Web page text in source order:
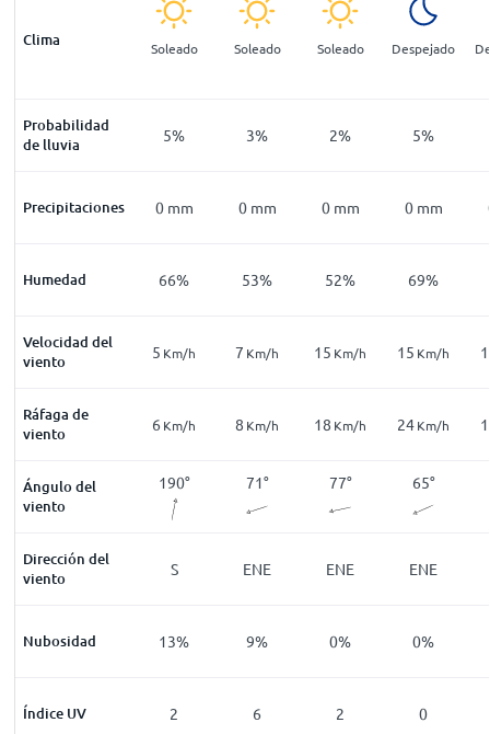
ClimaParcialmente
Soleado Soleado Soleado Despejado
Probabilidad
de lluvia17% 5% 3% 2% 5%
Precipitaciones
mm 0mm 0 mm 0 mm 0 mm 0 mm
Humedad
83 66% 53% 52% 69%
Velocidad del
viento
h 6 Km/h 5 Km/h 7 Km/h 15 Km/h 15 Km/h
Ráfaga de
viento
Km/h 10Km/h 6 Km/h 8 Km/h 18 Km/h 24Km/h
Ángulo del
viento
207 190° 71° 77° 65°
Dirección del
viento
SSW S ENE ENE ENE
Nubosidad
56% 13% 9% 0% 0%
Índice UV 2 6 2 0